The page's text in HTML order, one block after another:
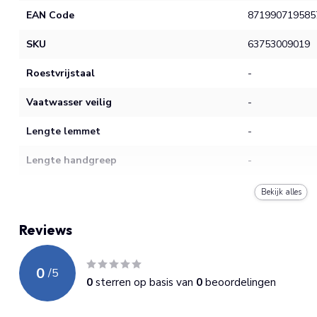
EAN Code
SKU 63753009019
Roestvrijstaal -
Vaatwasser veilig -
Lengte lemmet -
Lengte handgreep -
Hardheid
Materiaal lemmet -
Materiaal handgreep
Bekijk alles
Reviews
0 /5
0sterren op basis van 0beoordelingen